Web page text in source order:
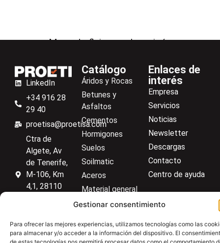
Gestionar consentimiento
Para ofrecer las mejores experiencias, utilizamos tecnologías como las
para almacenar y/o acceder a la información del dispositivo. El
Mesa de flujo para hormigón
LinkedIn
+34 916 28
29 40
proetisa@proetisa.com
Ctra de
Algete, Av
de Tenerife,
M-106, Km
4,1, 28110
Catálogo
Áridos y Rocas
Betunes y
Asfaltos
Cementos
Hormigones
Suelos
Soilmatic
Aceros
Material general
Enlaces de
interés
Empresa
Servicios
Noticias
Newsletter
Descargas
Contacto
Centro de ayuda